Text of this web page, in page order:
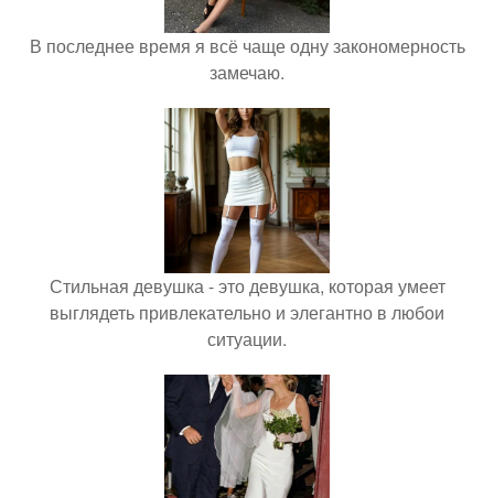
В последнее время я всё чаще одну закономерность
замечаю.
Стильная девушка - это девушка, которая умеет
выглядеть привлекательно и элегантно в любои
ситуации.